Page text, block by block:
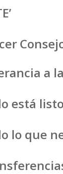
a
está
lo que